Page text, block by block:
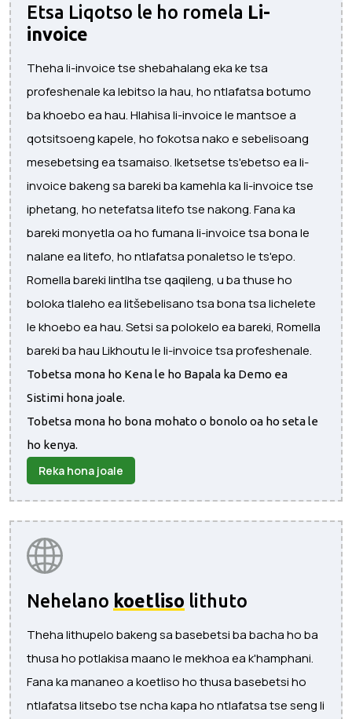
Etsa Liqotso le ho romela Li-
invoice
Theha li-invoice tse shebahalang eka ke tsa
profeshenale ka lebitso la hau, ho ntlafatsa botumo
ba khoebo ea hau. Hlahisa li-invoice le mantsoe a
qotsitsoeng kapele, ho fokotsa nako e sebelisoang
mesebetsing ea tsamaiso. Iketsetse ts'ebetso ea li-
invoice bakeng sa bareki ba kamehla ka li-invoice tse
iphetang, ho netefatsa litefo tse nakong. Fana ka
bareki monyetla oa ho fumana li-invoice tsa bona le
nalane ea litefo, ho ntlafatsa ponaletso le ts'epo.
Romella bareki lintlha tse qaqileng, u ba thuse ho
boloka tlaleho ea litšebelisano tsa bona tsa lichelete
le khoebo ea hau. Setsi sa polokelo ea bareki, Romella
bareki ba hau Likhoutu le li-invoice tsa profeshenale.
Tobetsa mona ho Kena le ho Bapala ka Demo ea
Sistimi hona joale.
Tobetsa mona ho bona mohato o bonolo oa ho seta le
ho kenya.
Reka hona joale
Nehelano koetliso lithuto
Theha lithupelo bakeng sa basebetsi ba bacha ho ba
thusa ho potlakisa maano le mekhoa ea k'hamphani.
Fana ka mananeo a koetliso ho thusa basebetsi ho
ntlafatsa litsebo tse ncha kapa ho ntlafatsa tse seng li